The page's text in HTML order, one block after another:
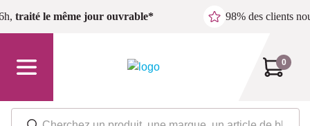
Passer au contenu principal
traité le même jour ouvrable* 98% des clients
0